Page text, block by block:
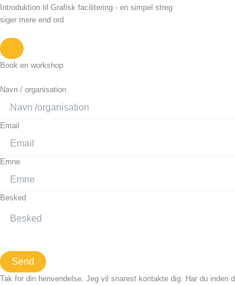
Introduktion til Grafisk facilitering - en simpel streg
siger mere end ord
Book en workshop
Navn / organisation
Email
Emne
Besked
Send
Tak for din henvendelse. Jeg vil snarest kontakte dig. Har du inden